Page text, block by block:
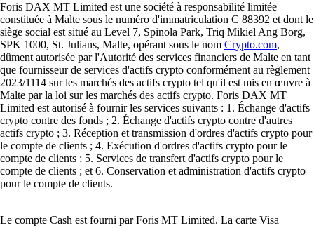
Foris DAX MT Limited est une société à responsabilité limitée
constituée à Malte sous le numéro d'immatriculation C 88392 et dont le
siège social est situé au Level 7, Spinola Park, Triq Mikiel Ang Borg,
SPK 1000, St. Julians, Malte, opérant sous le nom Crypto.com,
dûment autorisée par l'Autorité des services financiers de Malte en tant
que fournisseur de services d'actifs crypto conformément au règlement
2023/1114 sur les marchés des actifs crypto tel qu'il est mis en œuvre à
Malte par la loi sur les marchés des actifs crypto. Foris DAX MT
Limited est autorisé à fournir les services suivants : 1. Échange d'actifs
crypto contre des fonds ; 2. Échange d'actifs crypto contre d'autres
actifs crypto ; 3. Réception et transmission d'ordres d'actifs crypto pour
le compte de clients ; 4. Exécution d'ordres d'actifs crypto pour le
compte de clients ; 5. Services de transfert d'actifs crypto pour le
compte de clients ; et 6. Conservation et administration d'actifs crypto
pour le compte de clients.
Le compte Cash est fourni par Foris MT Limited. La carte Visa